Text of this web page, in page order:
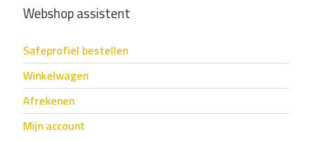
Webshop assistent
Safeprofiel bestellen
Winkelwagen
Afrekenen
Mijn account